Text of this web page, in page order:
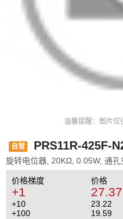
温馨提醒：图片仅
自营 PRS11R-425F-
旋转电位器, 20KΩ, 0.05W, 通孔
价格梯度 价格
+1 27.37
+10
23.22
+100
19.59